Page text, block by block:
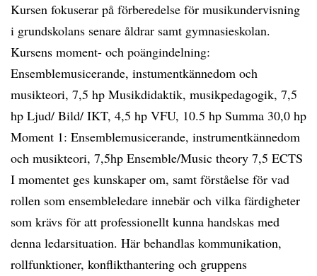
Kursen fokuserar på förberedelse för musikundervisning
i grundskolans senare åldrar samt gymnasieskolan.
Kursens moment- och poängindelning:
Ensemblemusicerande, instumentkännedom och
musikteori, 7,5 hp Musikdidaktik, musikpedagogik, 7,5
hp Ljud/ Bild/ IKT, 4,5 hp VFU, 10.5 hp Summa 30,0 hp
Moment 1: Ensemblemusicerande, instrumentkännedom
och musikteori, 7,5hp Ensemble/Music theory 7,5 ECTS
I momentet ges kunskaper om, samt förståelse för vad
rollen som ensembleledare innebär och vilka färdigheter
som krävs för att professionellt kunna handskas med
denna ledarsituation. Här behandlas kommunikation,
rollfunktioner, konflikthantering och gruppens